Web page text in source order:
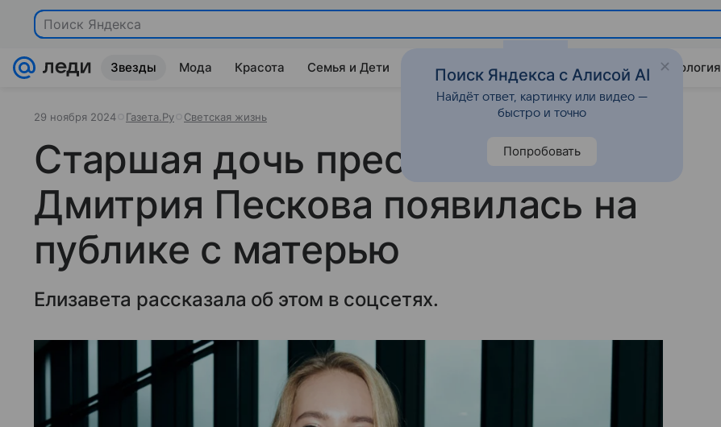
Поиск Яндекса
Звезды Мода Красота Семья и Дети Дом Гороскопы Стиль жизни Психология
29 ноября 2024 Газета.Ру Светская жизнь
Старшая дочь пресс-секретаря
Дмитрия Пескова появилась на
публике с матерью
Елизавета рассказала об этом в соцсетях.
Поиск Яндекса с Алисой AI
Найдёт ответ, картинку или видео —
быстро и точно
Попробовать